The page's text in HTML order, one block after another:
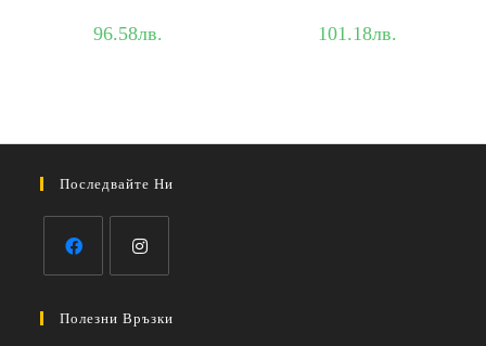
96.58лв. 101.18лв.
Последвайте Ни
in
in
Полезни Връзки